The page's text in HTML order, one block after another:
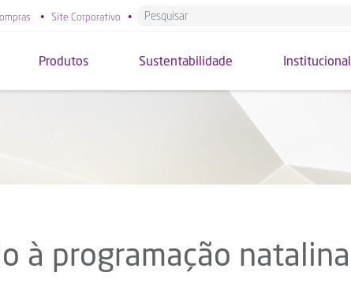
• Site Corporativo •
Produtos Sustentabilidade Institucional
à programação natalina